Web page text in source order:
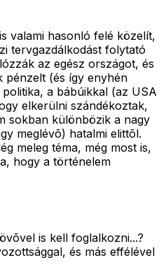
valami hasonló felé közelít,
tervgazdálkodást folytató
az egész országot, és
pénzelt (és így enyhén
a bábúikkal (az USA
elkerülni szándékoztak,
sokban különbözik a nagy
meglévõ) hatalmi elittõl.
meleg téma, még most is,
hogy a történelem
is kell foglalkozni...?
és más effélével